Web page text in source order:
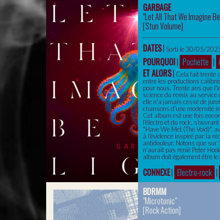
GARBAGE
"Let All That We Imagine
[Stun Volume]
DATES| Sorti le 30/05/
POURQUOI| Pochette |
ET ALORS| Cela fait trente
entre les productions
pour nous. Trente ans que
science du remix au
elle n'a jamais cessé de
chansons d’une modernité
Cet album est une fois
l'électro et du rock,
"Have We Met (The Void)",
à l’évidence inspiré par la
antidouleur. Notons que
n’aurait pas renié Peter
album doit également être
CONNEXE| Electro-rock |
BDRMM
"Microtonic"
[Rock Action]